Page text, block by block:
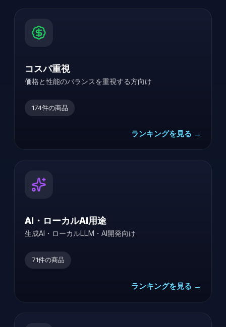
コスパ重視
価格と性能のバランスを重視する方向け
174件の商品
ランキングを見る →
AI・ローカルAI用途
生成AI・ローカルLLM・AI開発向け
71件の商品
ランキングを見る →